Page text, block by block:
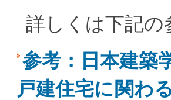
詳しくは下記
参考：日本建築
戸建住宅に関わ